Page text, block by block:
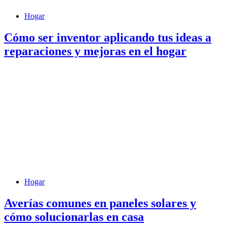
Hogar
Cómo ser inventor aplicando tus ideas a
reparaciones y mejoras en el hogar
Hogar
Averías comunes en paneles solares y
cómo solucionarlas en casa